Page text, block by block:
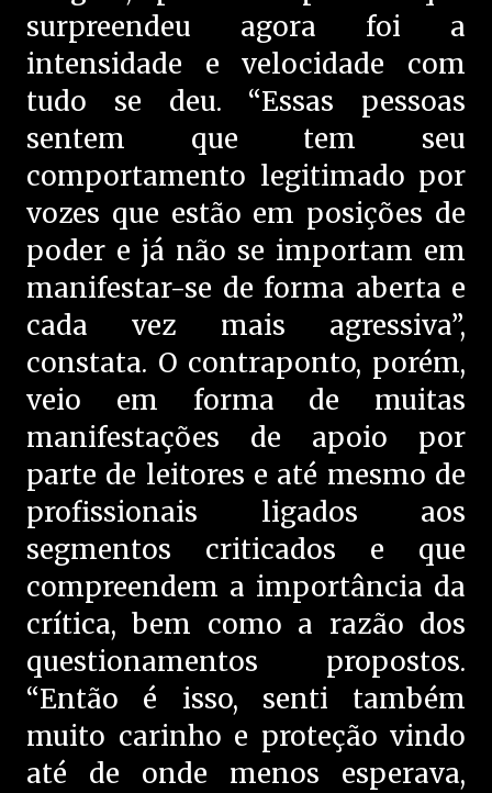
surpreendeu agora foi a
intensidade e velocidade com
tudo se deu. “Essas pessoas
sentem que tem seu
comportamento legitimado por
vozes que estão em posições de
poder e já não se importam em
manifestar-se de forma aberta e
cada vez mais agressiva”,
constata. O contraponto, porém,
veio em forma de muitas
manifestações de apoio por
parte de leitores e até mesmo de
profissionais ligados aos
segmentos criticados e que
compreendem a importância da
crítica, bem como a razão dos
questionamentos propostos.
“Então é isso, senti também
muito carinho e proteção vindo
até de onde menos esperava,